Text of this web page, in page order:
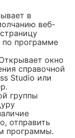
в
веб-
программе
окно
справочной
Studio или
группы
отправить
программы.